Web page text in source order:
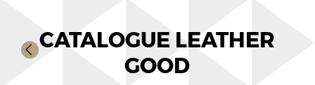
CATALOGUE LEATHER
GOOD